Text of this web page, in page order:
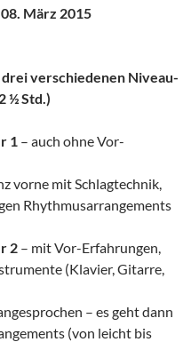
März 2015
verschiedenen Niveau-
½ Std.)
1 – auch ohne Vor-
vorne mit Schlagtechnik,
Rhythmusarrangements
2 – mit Vor-Erfahrungen,
(Klavier, Gitarre,
– es geht dann
(von leicht bis